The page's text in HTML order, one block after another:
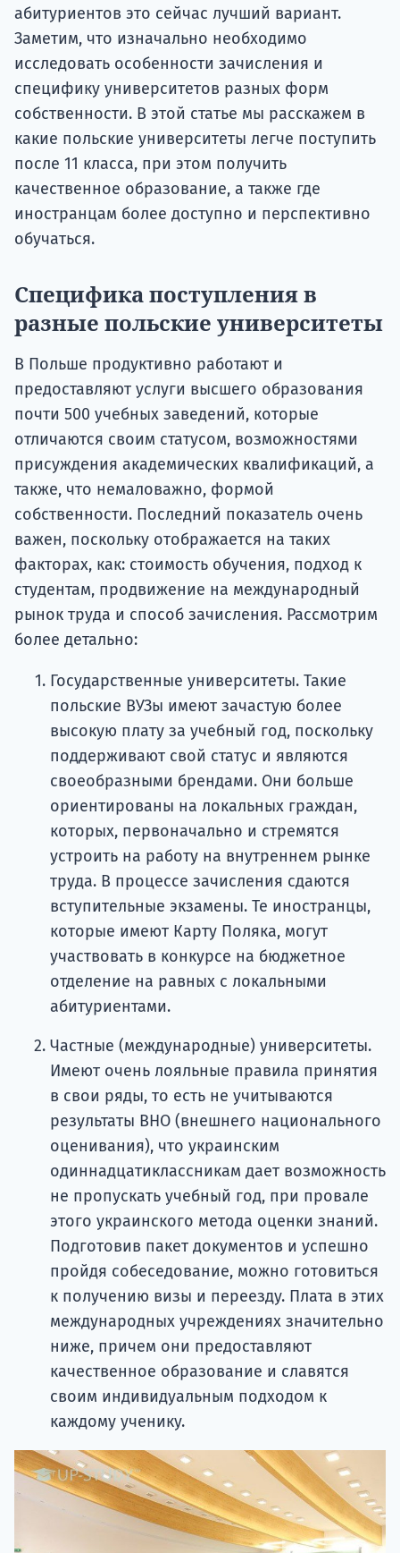
абитуриентов это сейчас лучший вариант.
Заметим, что изначально необходимо
исследовать особенности зачисления и
специфику университетов разных форм
собственности. В этой статье мы расскажем в
какие польские университеты легче поступить
после 11 класса, при этом получить
качественное образование, а также где
иностранцам более доступно и перспективно
обучаться.
Специфика поступления в
разные польские университеты
В Польше продуктивно работают и
предоставляют услуги высшего образования
почти 500 учебных заведений, которые
отличаются своим статусом, возможностями
присуждения академических квалификаций, а
также, что немаловажно, формой
собственности. Последний показатель очень
важен, поскольку отображается на таких
факторах, как: стоимость обучения, подход к
студентам, продвижение на международный
рынок труда и способ зачисления. Рассмотрим
более детально:
Государственные университеты. Такие
польские ВУЗы имеют зачастую более
высокую плату за учебный год, поскольку
поддерживают свой статус и являются
своеобразными брендами. Они больше
ориентированы на локальных граждан,
которых, первоначально и стремятся
устроить на работу на внутреннем рынке
труда. В процессе зачисления сдаются
вступительные экзамены. Те иностранцы,
которые имеют Карту Поляка, могут
участвовать в конкурсе на бюджетное
отделение на равных с локальными
абитуриентами.
Частные (международные) университеты.
Имеют очень лояльные правила принятия
в свои ряды, то есть не учитываются
результаты ВНО (внешнего национального
оценивания), что украинским
одиннадцатиклассникам дает возможность
не пропускать учебный год, при провале
этого украинского метода оценки знаний.
Подготовив пакет документов и успешно
пройдя собеседование, можно готовиться
к получению визы и переезду. Плата в этих
международных учреждениях значительно
ниже, причем они предоставляют
качественное образование и славятся
своим индивидуальным подходом к
каждому ученику.